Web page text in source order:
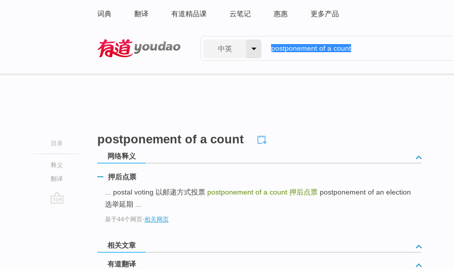
词典 翻译 有道精品课 云笔记 惠惠 更多产品
中英
目录
释义
翻译
postponement of a count
网络释义
押后点票
... postal voting 以邮递方式投票 postponement of a count 押后点票 postponement of an election
选举延期 ...
基于44个网页-相关网页
相关文章
有道翻译